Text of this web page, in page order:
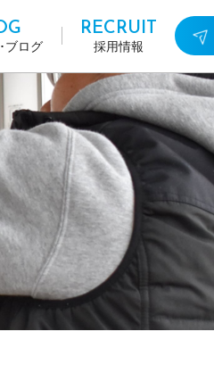
ブログ
RECRUIT
採用情報